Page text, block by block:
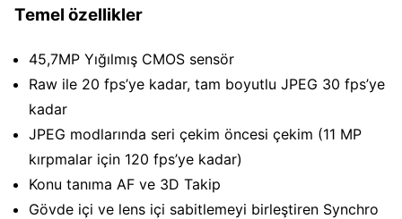
Temel özellikler
45,7MP Yığılmış CMOS sensör
Raw ile 20 fps’ye kadar, tam boyutlu JPEG 30 fps’ye
kadar
JPEG modlarında seri çekim öncesi çekim (11 MP
kırpmalar için 120 fps’ye kadar)
Konu tanıma AF ve 3D Takip
Gövde içi ve lens içi sabitlemeyi birleştiren Synchro